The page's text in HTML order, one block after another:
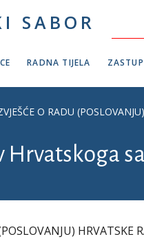
SABOR
RADNA TIJELA
O RADU
Hrvatskoga